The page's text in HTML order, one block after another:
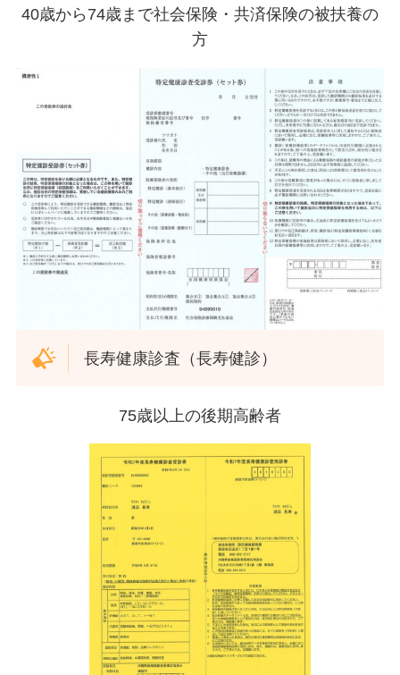
40歳から74歳まで社会保険・共済保険の被扶養の
方
長寿健康診査（長寿健診）
75歳以上の後期高齢者